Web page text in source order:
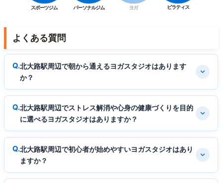
スポーツジム パーソナルジム ヨガ ピラティス
よくある質問
北大路駅周辺で朝から通えるヨガスタジオはあります
か？
北大路駅周辺でストレス解消や心身の健康づくりを目的
に選べるヨガスタジオはありますか？
北大路駅周辺で初心者が始めやすいヨガスタジオはあり
ますか？